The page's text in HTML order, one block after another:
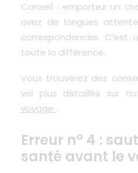
Conseil : emportez un
avez de longues
correspondances.
toute la différence.
Vous trouverez des
vol plus détaillés sur
voyage .
Erreur n° 4 :
santé avant le